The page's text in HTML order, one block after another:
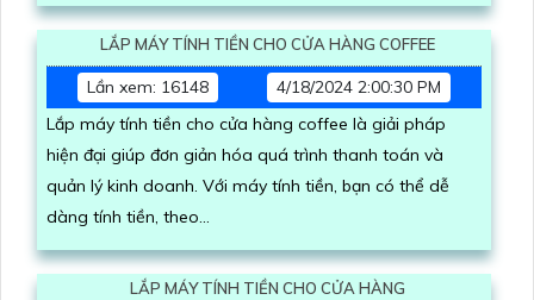
LẮP MÁY TÍNH TIỀN CHO CỬA HÀNG COFFEE
Lần xem: 16148
4/18/2024 2:00:30 PM
Lắp máy tính tiền cho cửa hàng coffee là giải pháp
hiện đại giúp đơn giản hóa quá trình thanh toán và
quản lý kinh doanh. Với máy tính tiền, bạn có thể dễ
dàng tính tiền, theo...
LẮP MÁY TÍNH TIỀN CHO CỬA HÀNG